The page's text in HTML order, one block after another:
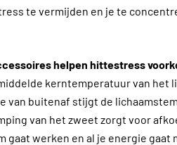
te vermijden en je te
helpen hittestress
kerntemperatuur van het
van buitenaf stijgt de
van het zweet zorgt voor
gaat werken en al je energie